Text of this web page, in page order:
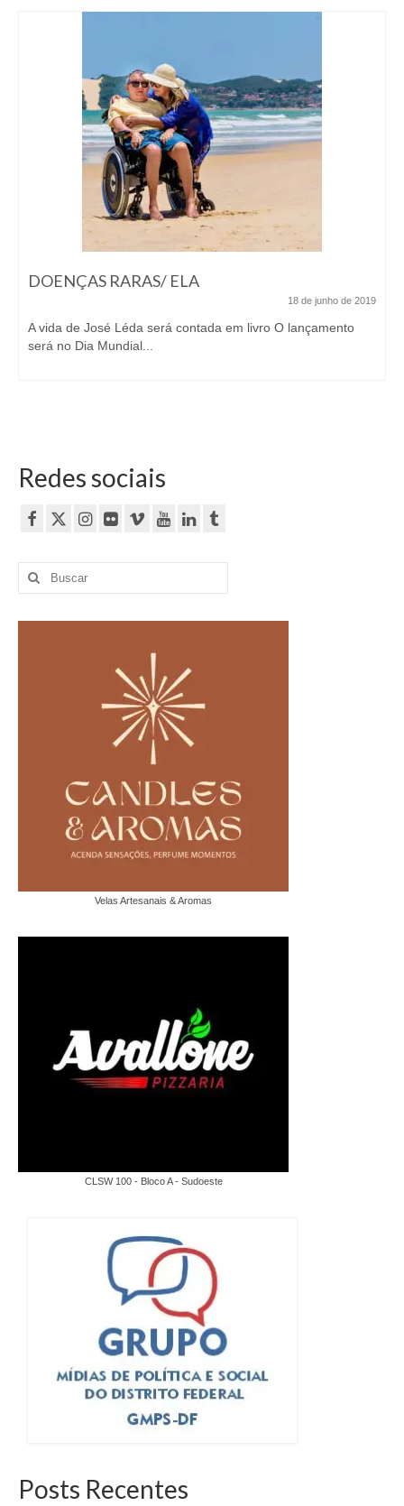
DOENÇAS RARAS/ ELA
18 de junho de 2019
A vida de José Léda será contada em livro O lançamento
será no Dia Mundial...
Redes sociais
Buscar
por:
Velas Artesanais & Aromas
CLSW 100 - Bloco A - Sudoeste
Posts Recentes